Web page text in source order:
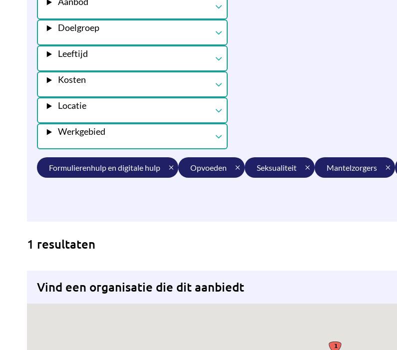
Doelgroep
Leeftijd
Kosten
Locatie
Werkgebied
formulierenhulp en digitale hulp opvoeden seksualiteit mantelzorgers
1 resultaten
Vind een organisatie die dit aanbiedt